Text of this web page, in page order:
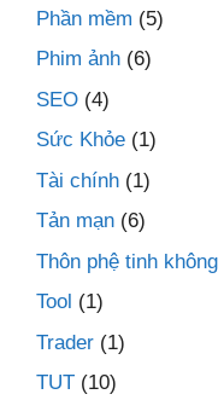
Phần mềm (5)
Phim ảnh (6)
SEO (4)
Sức Khỏe (1)
Tài chính (1)
Tản mạn (6)
Thôn phệ tinh không
Tool (1)
Trader (1)
TUT (10)